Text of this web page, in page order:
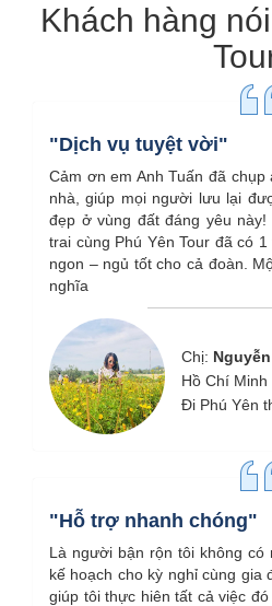
Khách hàng
"Dịch vụ tuyệt vời"
Cảm ơn em Anh Tuấn đã chụp
nhà, giúp mọi người lưu lại
đẹp ở vùng đất đáng yêu
trai cùng Phú Yên Tour đã có
ngon – ngủ tốt cho cả đoàn.
nghĩa
Chị:
Hồ Chí Minh
Đi Phú Yên
"Hỗ trợ nhanh chóng"
Là người bận rộn tôi không có
kế hoạch cho kỳ nghỉ cùng gia
giúp tôi thực hiên tất cả việc